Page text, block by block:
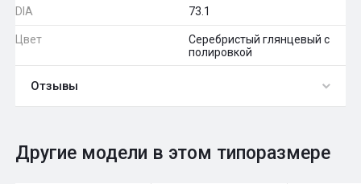
DIA 73.1
Цвет
Серебристый глянцевый с
полировкой
Отзывы
Общий рейтинг 0
Другие модели в этом типоразмере